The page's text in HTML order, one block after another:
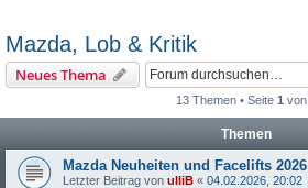
Mazda, Lob & Kritik
Neues Thema
13 Themen • Seite 1 von
Themen
Mazda Neuheiten und Facelifts 2026
Letzter Beitrag von ulliB « 04.02.2026, 20:02